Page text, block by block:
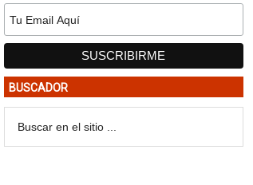
BUSCADOR